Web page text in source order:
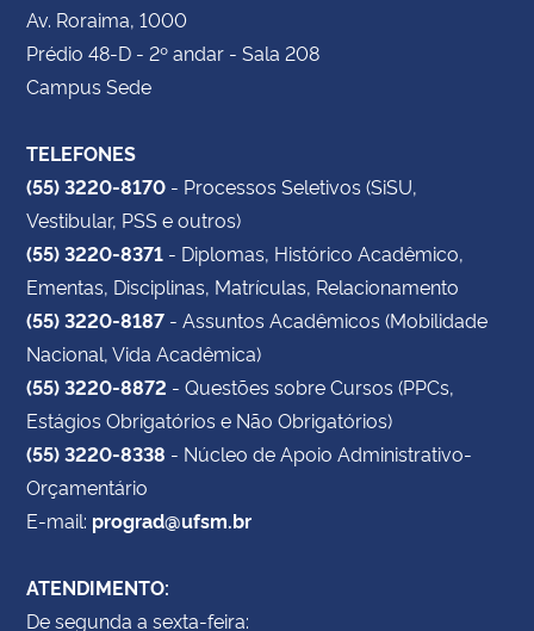
Av. Roraima, 1000
Prédio 48-D - 2º andar - Sala 208
Campus Sede
TELEFONES
(55) 3220-8170 - Processos Seletivos (SiSU,
Vestibular, PSS e outros)
(55) 3220-8371 - Diplomas, Histórico Acadêmico,
Ementas, Disciplinas, Matrículas, Relacionamento
(55) 3220-8187 - Assuntos Acadêmicos (Mobilidade
Nacional, Vida Acadêmica)
(55) 3220-8872 - Questões sobre Cursos (PPCs,
Estágios Obrigatórios e Não Obrigatórios)
(55) 3220-8338 - Núcleo de Apoio Administrativo-
Orçamentário
E-mail: prograd@ufsm.br
ATENDIMENTO:
De segunda a sexta-feira: